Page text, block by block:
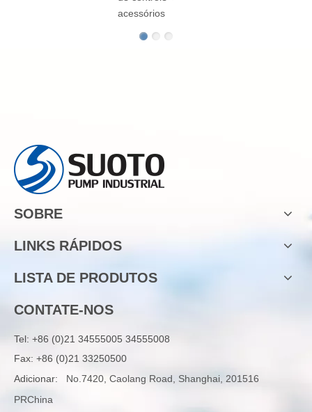
acessórios
SOBRE
LINKS RÁPIDOS
LISTA DE PRODUTOS
CONTATE-NOS
Tel: +86 (0)21 34555005 34555008
Fax: +86 (0)21 33250500
Adicionar: No.7420, Caolang Road, Shanghai, 201516
PRChina